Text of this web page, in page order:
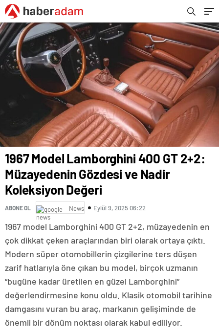
1967 Model Lamborghini 400 GT 2+2:
Müzayedenin Gözdesi ve Nadir
Koleksiyon Değeri
ABONE OL News Eylül 9, 2025 06:22
1967 model Lamborghini 400 GT 2+2, müzayedenin en
çok dikkat çeken araçlarından biri olarak ortaya çıktı.
Modern süper otomobillerin çizgilerine ters düşen
zarif hatlarıyla öne çıkan bu model, birçok uzmanın
“bugüne kadar üretilen en güzel Lamborghini”
değerlendirmesine konu oldu. Klasik otomobil tarihine
damgasını vuran bu araç, markanın gelişiminde de
önemli bir dönüm noktası olarak kabul ediliyor.